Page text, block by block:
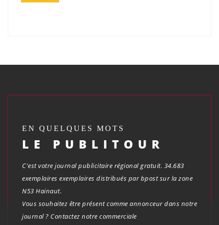
EN QUELQUES MOTS
LE PUBLITOUR
C'est votre journal publicitaire régional gratuit. 34.683
exemplaires exemplaires distribués par bpost sur la zone
N53 Hainaut.
Vous souhaitez être présent comme annonceur dans notre
journal ? Contactez notre commerciale